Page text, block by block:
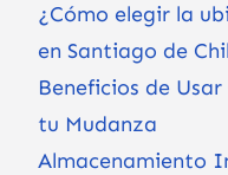
¿Cómo elegir la
en Santiago de
Beneficios de
tu Mudanza
Almacenamiento